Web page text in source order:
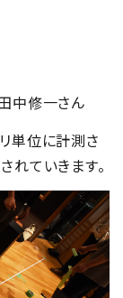
中修一さん
単位に計測さ
れていきます。